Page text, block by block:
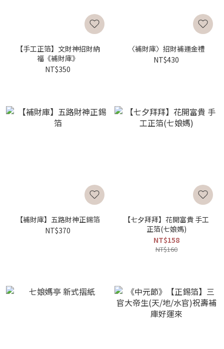
【手工正箔】文財神招財納
福《補財庫》
NT$350
〈補財庫〉招財補運金禮
NT$430
【補財庫】五路財神正錫箔
NT$370
【七夕拜拜】花開富貴 手工
正箔(七娘媽)
NT$158
NT$160